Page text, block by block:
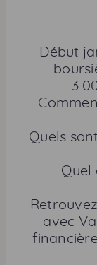
Début
3
Quels
Quel
avec